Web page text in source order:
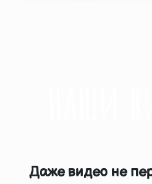
Даже видео не